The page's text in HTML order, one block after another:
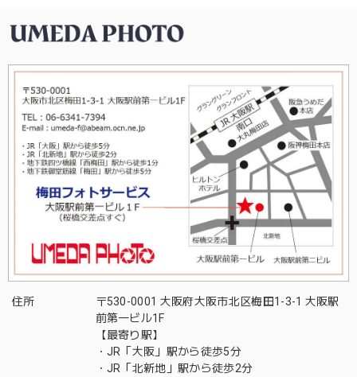
住所
〒530-0001 大阪府大阪市北区梅田1-3-1 大阪駅
前第一ビル1F
【最寄り駅】
・JR「大阪」駅から徒歩5分
・JR「北新地」駅から徒歩2分